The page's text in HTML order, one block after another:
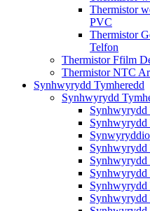
Thermistor
PVC
Thermistor
Telfon
Thermistor Ffilm
Thermistor NTC
Synhwyrydd Tymheredd
Synhwyrydd
Synhwyrydd
Synhwyrydd
Synhwyrydd
Synhwyrydd
Synhwyrydd
Synhwyrydd